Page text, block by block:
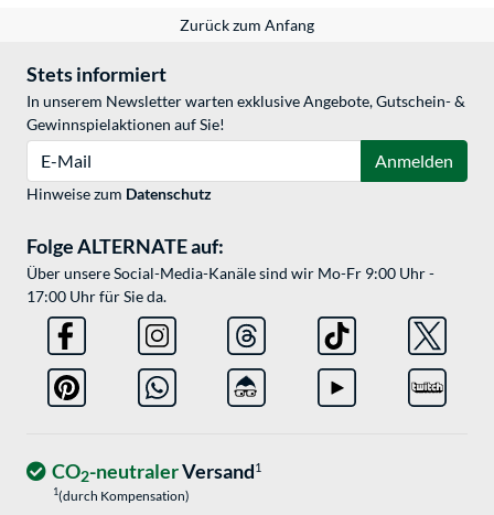
Zurück zum Anfang
Stets informiert
In unserem Newsletter warten exklusive Angebote, Gutschein- &
Gewinnspielaktionen auf Sie!
Anmelden
Hinweise zum Datenschutz
Folge ALTERNATE auf:
Über unsere Social-Media-Kanäle sind wir Mo-Fr 9:00 Uhr -
17:00 Uhr für Sie da.
CO2-neutralerVersand1
1(durch Kompensation)